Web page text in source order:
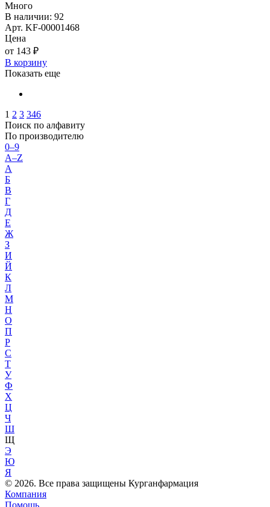
Много
В наличии: 92
Арт. KF-00001468
Цена
от 143 ₽
В корзину
Показать еще
1 2 3 346
Поиск по алфавиту
По производителю
0–9
A–Z
А
Б
В
Г
Д
Е
Ж
З
И
Й
К
Л
М
Н
О
П
Р
С
Т
У
Ф
Х
Ц
Ч
Ш
Щ
Э
Ю
Я
© 2026. Все права защищены Курганфармация
Компания